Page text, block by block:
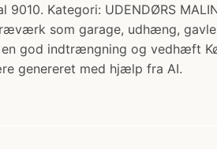
Kategori: UDENDØRS
som garage, udhæng,
god indtrængning og vedhæft
genereret med hjælp fra AI.